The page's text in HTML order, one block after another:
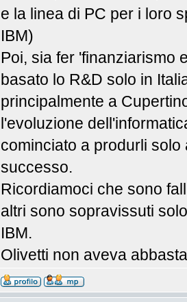
e la linea di PC per i loro
IBM)
Poi, sia fer 'finanziarismo
basato lo R&D solo in
principalmente a
l'evoluzione
cominciato a produrli
successo.
Ricordiamoci che sono
altri sono sopravissuti
IBM.
Olivetti non aveva